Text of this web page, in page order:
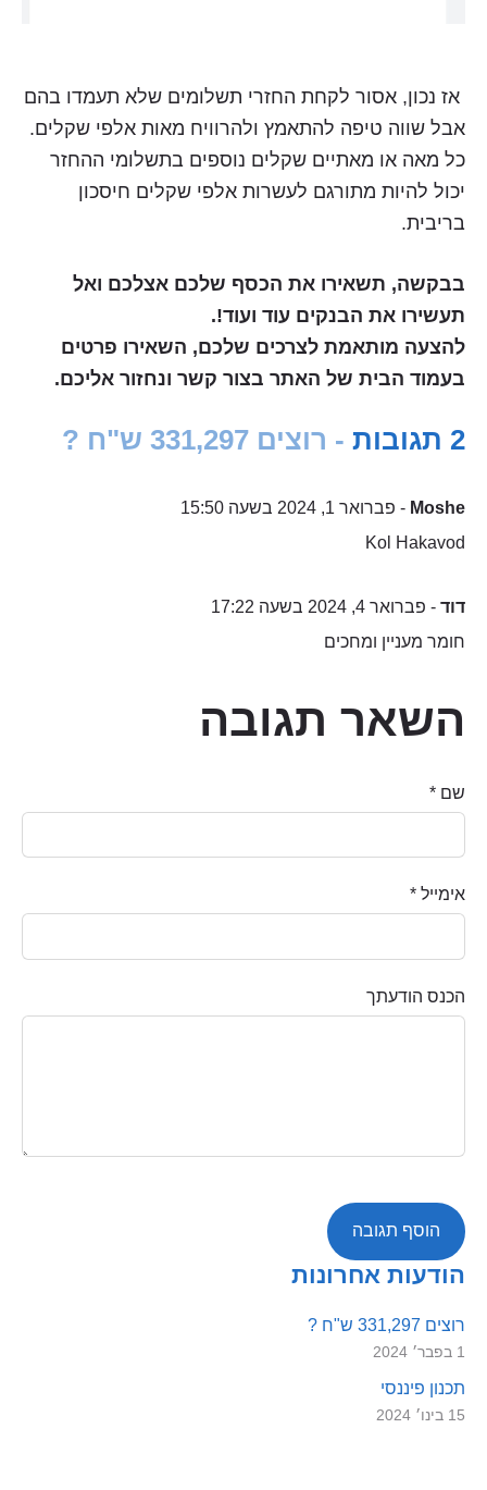
הודעות אחרונות
רוצים 331,297 ש"ח ?
1 בפבר׳ 2024
תכנון פיננסי
15 בינו׳ 2024
אז נכון, אסור לקחת החזרי תשלומים שלא תעמדו בהם
אבל שווה טיפה להתאמץ ולהרוויח מאות אלפי שקלים.
כל מאה או מאתיים שקלים נוספים בתשלומי ההחזר
יכול להיות מתורגם לעשרות אלפי שקלים חיסכון
בריבית.
בבקשה, תשאירו את הכסף שלכם אצלכם ואל
תעשירו את הבנקים עוד ועוד!.
להצעה מותאמת לצרכים שלכם, השאירו פרטים
בעמוד הבית של האתר בצור קשר ונחזור אליכם.
2 תגובות - רוצים 331,297 ש"ח ?
Moshe - פברואר 1, 2024 בשעה 15:50
Kol Hakavod
דוד - פברואר 4, 2024 בשעה 17:22
חומר מעניין ומחכים
השאר תגובה
שם *
אימייל *
הכנס הודעתך